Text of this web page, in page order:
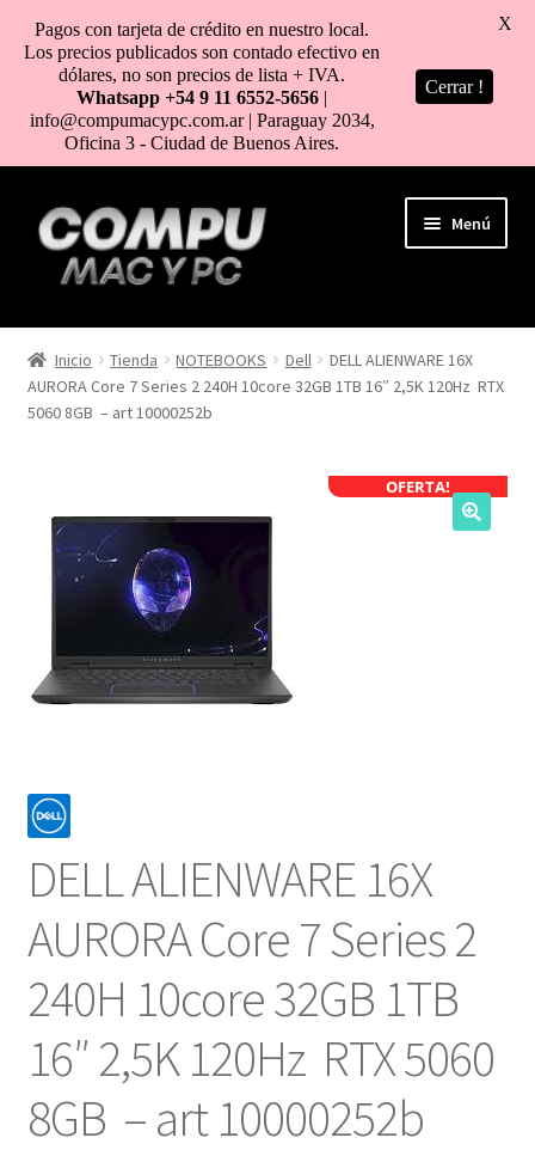
al
contenido
Menú
HOME
TIENDA
MI CUENTA
NOSOTROS
SERVICIOS
CONTACTO
Inicio Tienda NOTEBOOKS Dell
DELL ALIENWARE 16X
AURORA Core 7 Series 2 240H 10core 32GB 1TB 16″ 2,5K 120Hz RTX
5060 8GB – art 10000252b
OFERTA!
DELL ALIENWARE 16X
AURORA Core 7 Series 2
240H 10core 32GB 1TB
16″ 2,5K 120Hz RTX 5060
8GB – art 10000252b
Pagos con tarjeta de crédito en nuestro local.
Los precios publicados son contado efectivo en
dólares, no son precios de lista + IVA.
Whatsapp +54 9 11 6552-5656 |
info@compumacypc.com.ar | Paraguay 2034,
Oficina 3 - Ciudad de Buenos Aires.
Cerrar !
X